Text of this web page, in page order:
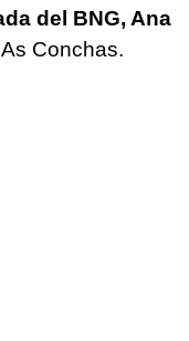
del BNG, Ana
Conchas.